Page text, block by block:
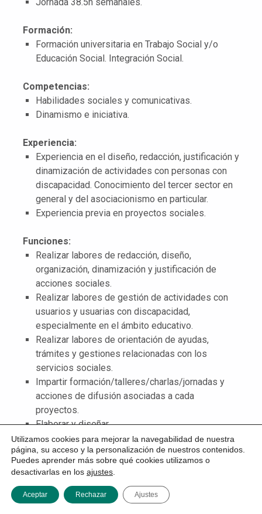
MENÚ
Formación:
Formación universitaria en Trabajo Social y/o
Educación Social. Integración Social.
Competencias:
Habilidades sociales y comunicativas.
Dinamismo e iniciativa.
Experiencia:
Experiencia en el diseño, redacción, justificación y
dinamización de actividades con personas con
discapacidad. Conocimiento del tercer sector en
general y del asociacionismo en particular.
Experiencia previa en proyectos sociales.
Funciones:
Realizar labores de redacción, diseño,
organización, dinamización y justificación de
acciones sociales.
Realizar labores de gestión de actividades con
usuarios y usuarias con discapacidad,
especialmente en el ámbito educativo.
Realizar labores de orientación de ayudas,
trámites y gestiones relacionadas con los
servicios sociales.
Impartir formación/talleres/charlas/jornadas y
acciones de difusión asociadas a cada
proyectos.
Elaborar y diseñar
documentación/materiales/herramientas
necesarias para el desarrollo de los proyectos.
Realizar acciones de difusión en coordinación
Trabajar en coordinación con los Departamentos
Utilizamos cookies para mejorar la navegabilidad de nuestra
página, su acceso y la personalización de nuestros contenidos.
Puedes aprender más sobre qué cookies utilizamos o
desactivarlas en los ajustes
Aceptar Rechazar Ajustes